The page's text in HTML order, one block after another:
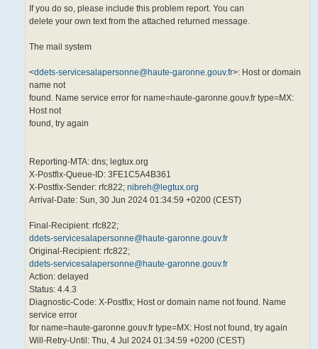
If you do so, please include this problem report. You can
delete your own text from the attached returned message.
The mail system
<ddets-servicesalapersonne@haute-garonne.gouv.fr>: Host or domain
name not
found. Name service error for name=haute-garonne.gouv.fr type=MX:
Host not
found, try again
Reporting-MTA: dns; legtux.org
X-Postfix-Queue-ID: 3FE1C5A4B361
X-Postfix-Sender: rfc822; nibreh@legtux.org
Arrival-Date: Sun, 30 Jun 2024 01:34:59 +0200 (CEST)
Final-Recipient: rfc822;
ddets-servicesalapersonne@haute-garonne.gouv.fr
Original-Recipient: rfc822;
ddets-servicesalapersonne@haute-garonne.gouv.fr
Action: delayed
Status: 4.4.3
Diagnostic-Code: X-Postfix; Host or domain name not found. Name
service error
for name=haute-garonne.gouv.fr type=MX: Host not found, try again
Will-Retry-Until: Thu, 4 Jul 2024 01:34:59 +0200 (CEST)